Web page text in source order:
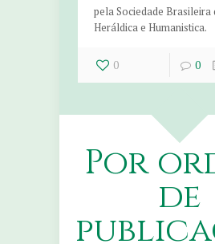
pela Sociedade Brasileira
Heráldica e Humanistica.
0 0
Por
de